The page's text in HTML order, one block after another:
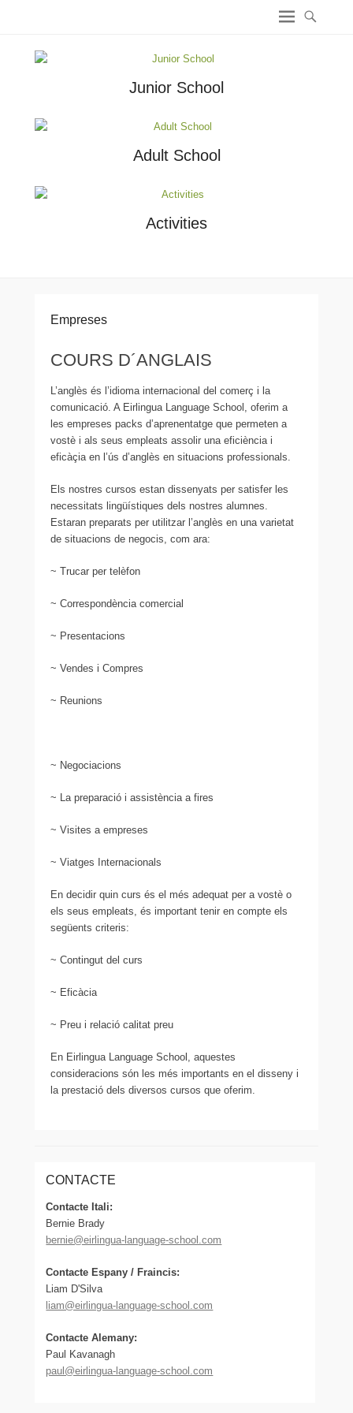
Junior School
Adult School
Activities
Empreses
COURS D´ANGLAIS
L’anglès és l’idioma internacional del comerç i la
comunicació. A Eirlingua Language School, oferim a
les empreses packs d’aprenentatge que permeten a
vostè i als seus empleats assolir una eficiència i
eficàçia en l’ús d’anglès en situacions professionals.
Els nostres cursos estan dissenyats per satisfer les
necessitats lingüístiques dels nostres alumnes.
Estaran preparats per utilitzar l’anglès en una varietat
de situacions de negocis, com ara:
~ Trucar per telèfon
~ Correspondència comercial
~ Presentacions
~ Vendes i Compres
~ Reunions
~ Negociacions
~ La preparació i assistència a fires
~ Visites a empreses
~ Viatges Internacionals
En decidir quin curs és el més adequat per a vostè o
els seus empleats, és important tenir en compte els
següents criteris:
~ Contingut del curs
~ Eficàcia
~ Preu i relació calitat preu
En Eirlingua Language School, aquestes
consideracions són les més importants en el disseny i
la prestació dels diversos cursos que oferim.
CONTACTE
Contacte Itali:
Bernie Brady
bernie@eirlingua-language-school.com
Contacte Espany / Fraincis:
Liam D'Silva
liam@eirlingua-language-school.com
Contacte Alemany:
Paul Kavanagh
paul@eirlingua-language-school.com